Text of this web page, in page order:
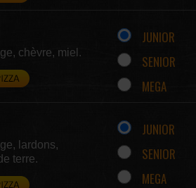
chèvre, miel.
JUNIOR
SENIOR
MEGA
lardons,
terre.
JUNIOR
SENIOR
MEGA